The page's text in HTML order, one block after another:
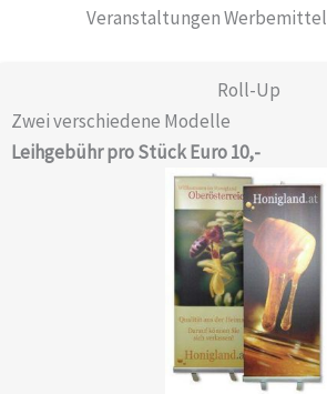
Veranstaltungen Werbemittel
Roll-Up
Zwei verschiedene Modelle
Leihgebühr pro Stück Euro 10,-